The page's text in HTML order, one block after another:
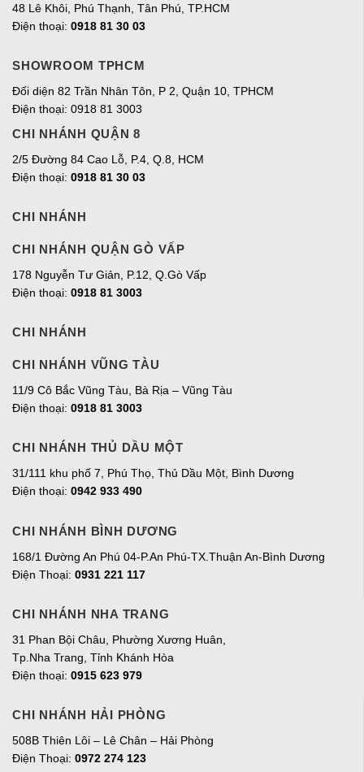
48 Lê Khôi, Phú Thạnh, Tân Phú, TP.HCM
Điện thoại: 0918 81 30 03
SHOWROOM TPHCM
Đối diện 82 Trần Nhân Tôn, P 2, Quận 10, TPHCM
Điện thoại: 0918 81 3003
CHI NHÁNH QUẬN 8
2/5 Đường 84 Cao Lỗ, P.4, Q.8, HCM
Điện thoại: 0918 81 30 03
CHI NHÁNH
CHI NHÁNH QUẬN GÒ VẤP
178 Nguyễn Tư Giản, P.12, Q.Gò Vấp
Điện thoại: 0918 81 3003
CHI NHÁNH
CHI NHÁNH VŨNG TÀU
11/9 Cô Bắc Vũng Tàu, Bà Rịa – Vũng Tàu
Điện thoại: 0918 81 3003
CHI NHÁNH THỦ DẦU MỘT
31/111 khu phố 7, Phú Thọ, Thủ Dầu Một, Bình Dương
Điện thoại: 0942 933 490
CHI NHÁNH BÌNH DƯƠNG
168/1 Đường An Phú 04-P.An Phú-TX.Thuận An-Bình Dương
Điện Thoại: 0931 221 117
CHI NHÁNH NHA TRANG
31 Phan Bội Châu, Phường Xương Huân,
Tp.Nha Trang, Tỉnh Khánh Hòa
Điện thoại: 0915 623 979
CHI NHÁNH HẢI PHÒNG
508B Thiên Lôi – Lê Chân – Hải Phòng
Điện Thoại: 0972 274 123